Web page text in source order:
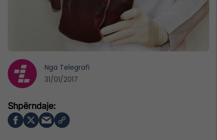
Nga Telegrafi
31/01/2017